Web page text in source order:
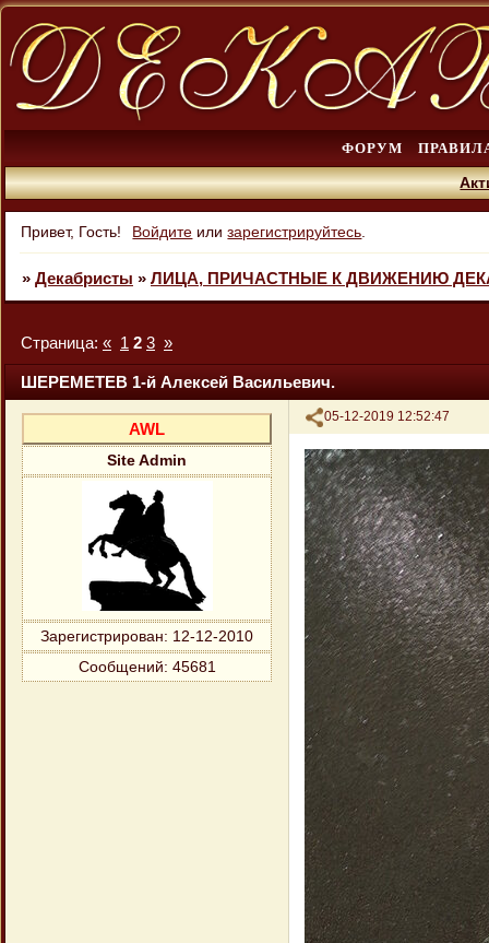
ФОРУМ
Привет, Гость! Войдите илизарегистрируйтесь
» Декабристы » ЛИЦА, ПРИЧАСТНЫЕ К ДВИЖЕНИЮ
ШЕРЕМЕТЕВ 1-й Алексей Васильевич.
Страница: « 1 2 3 »
Поделиться
05-12-2019 12:52:47
AWL
Site Admin
Зарегистрирован: 12-12-2010
Сообщений: 45681